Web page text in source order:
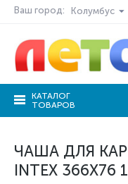
Ваш город: Колумбус
КАТАЛОГ
ТОВАРОВ
ЧАША ДЛЯ
INTEX 366X76